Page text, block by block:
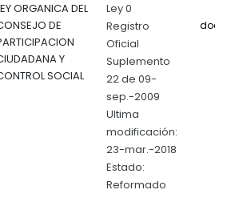
ORGANICA DEL
DE
Y
SOCIAL
Ley 0
Registro
Oficial
Suplemento
22 de 09-
sep.-2009
Ultima
modificación:
23-mar.-2018
Estado:
Reformado